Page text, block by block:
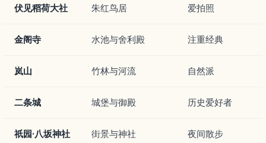
伏见稻荷大社 朱红鸟居 爱拍照
金阁寺 水池与舍利殿 注重经典
岚山 竹林与河流 自然派
二条城 城堡与御殿 历史爱好者
祇园·八坂神社 街景与神社 夜间散步